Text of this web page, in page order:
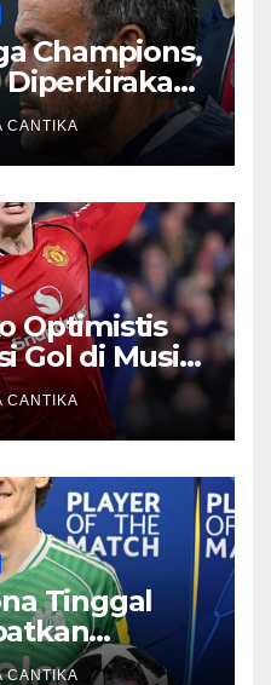
Champions,
Diperkirakan
CANTIKA
Optimistis
Gol di Musim
CANTIKA
Tinggal
CANTIKA